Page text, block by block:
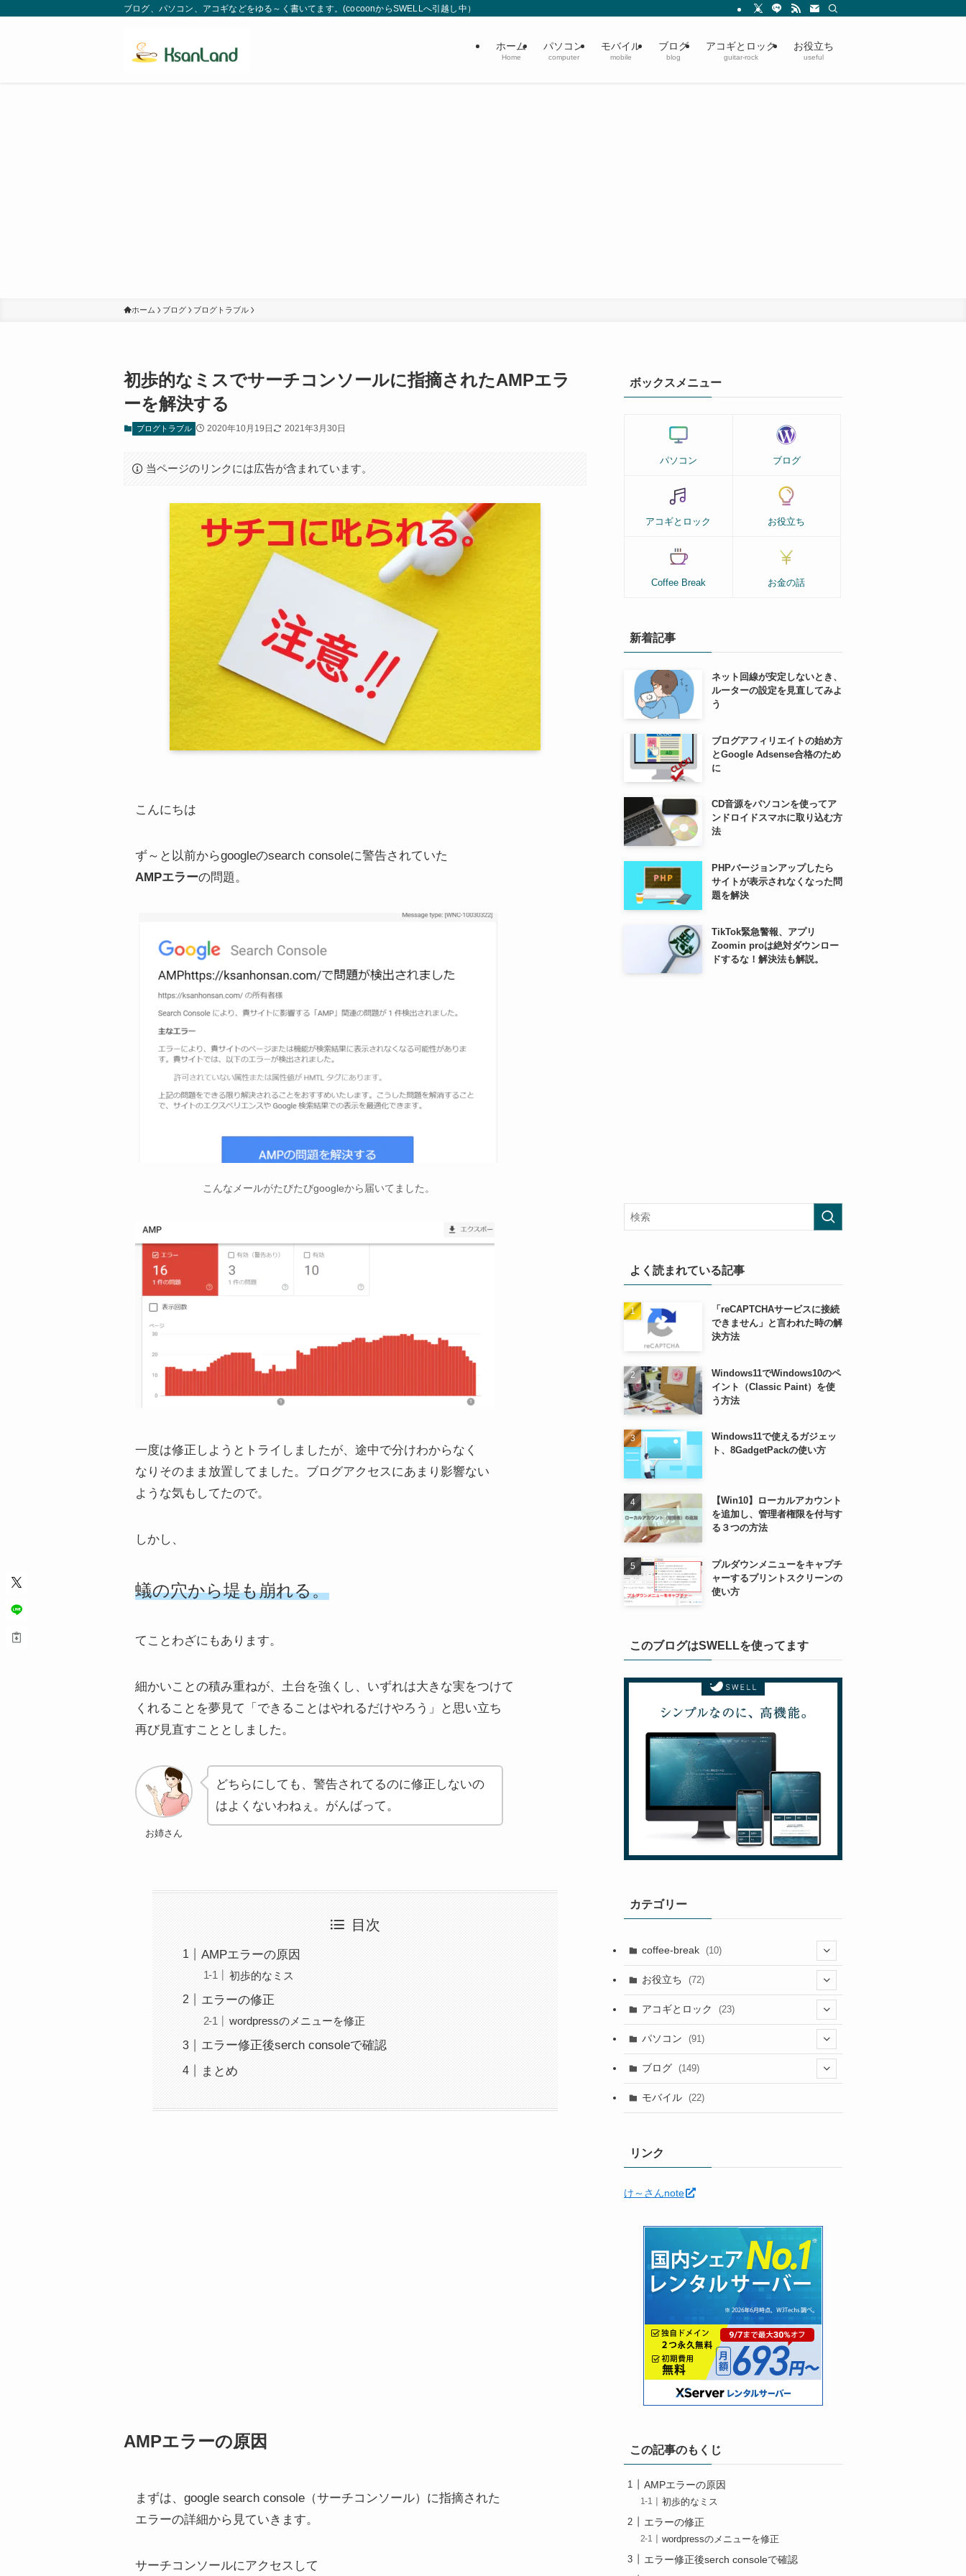
ブログ、パソコン、アコギなどをゆる～く書いてます。(cocoonからSWELLへ引越し中）
ホーム
Home
パソコン
computer
モバイル
mobile
ブログ
blog
アコギとロック
guitar-rock
お役立ち
useful
ホーム ブログ ブログトラブル
初歩的なミスでサーチコンソールに指摘されたAMPエラ
ーを解決する
ブログトラブル 2020年10月19日 2021年3月30日
当ページのリンクには広告が含まれています。
こんにちは
ず～と以前からgoogleのsearch consoleに警告されていた
AMPエラーの問題。
こんなメールがたびたびgoogleから届いてました。
一度は修正しようとトライしましたが、途中で分けわからなく
なりそのまま放置してました。ブログアクセスにあまり影響ない
ような気もしてたので。
しかし、
蟻の穴から堤も崩れる。
てことわざにもあります。
細かいことの積み重ねが、土台を強くし、いずれは大きな実をつけて
くれることを夢見て「できることはやれるだけやろう」と思い立ち
再び見直すこととしました。
お姉さん
どちらにしても、警告されてるのに修正しないの
はよくないわねぇ。がんばって。
目次
AMPエラーの原因
初歩的なミス
エラーの修正
wordpressのメニューを修正
エラー修正後serch consoleで確認
まとめ
AMPエラーの原因
まずは、google search console（サーチコンソール）に指摘された
エラーの詳細から見ていきます。
サーチコンソールにアクセスして
ボックスメニュー
パソコン ブログ
アコギとロック お役立ち
Coffee Break お金の話
新着記事
ネット回線が安定しないとき、
ルーターの設定を見直してみよ
う
ブログアフィリエイトの始め方
とGoogle Adsense合格のため
に
CD音源をパソコンを使ってア
ンドロイドスマホに取り込む方
法
PHPバージョンアップしたら
サイトが表示されなくなった問
題を解決
TikTok緊急警報、アプリ
Zoomin proは絶対ダウンロー
ドするな！解決法も解説。
よく読まれている記事
「reCAPTCHAサービスに接続
できません」と言われた時の解
決方法
Windows11でWindows10のペ
イント（Classic Paint）を使
う方法
Windows11で使えるガジェッ
ト、8GadgetPackの使い方
【Win10】ローカルアカウント
を追加し、管理者権限を付与す
る３つの方法
プルダウンメニューをキャプチ
ャーするプリントスクリーンの
使い方
このブログはSWELLを使ってます
カテゴリー
coffee-break (10)
(1)
お役立ち (72)
(12)
(5)
(5)
(6)
(6)
(2)(24)
(11)
(7)
(3)
アコギとロック (23)
(10)
パソコン (91)
(22)
(30)
ブログ (149)
(91)
モバイル (22)
リンク
け～さんnote
この記事のもくじ
AMPエラーの原因
初歩的なミス
エラーの修正
wordpressのメニューを修正
エラー修正後serch consoleで確認